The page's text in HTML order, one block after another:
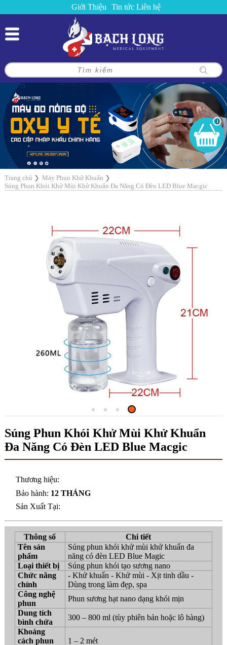
Giới Thiệu Tin tức Liên hệ
0
Trang chủ ❯ Máy Phun Khử Khuẩn ❯
Súng Phun Khói Khử Mùi Khử Khuẩn Đa Năng Có Đèn LED Blue Macgic
Súng Phun Khói Khử Mùi Khử Khuẩn
Đa Năng Có Đèn LED Blue Macgic
Thương hiệu:
Bảo hành: 12 THÁNG
Sản Xuất Tại:
Thông số
Chi tiết
Tên sản
phẩm
Súng phun khói khử mùi khử khuẩn đa
năng có đèn LED Blue Magic
Loại thiết bị
Súng phun khói tạo sương nano
Chức năng
chính
- Khử khuẩn - Khử mùi - Xịt tinh dầu -
Dùng trong làm đẹp, spa
Công nghệ
phun
Phun sương hạt nano dạng khói mịn
Dung tích
bình chứa
300 – 800 ml (tùy phiên bản hoặc lô hàng)
Khoảng
cách phun
1 – 2 mét